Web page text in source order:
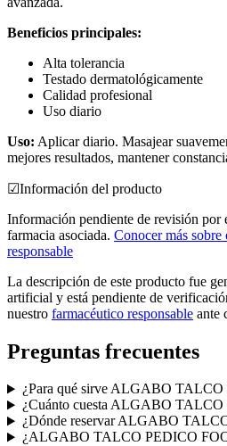
Beneficios principales:
Alta tolerancia
Testado dermatológicamente
Calidad profesional
Uso diario
Uso: Aplicar diario. Masajear
mejores resultados, mantener
☑Información del producto
Información pendiente de revisión por
farmacia asociada. Conocer más
responsable
La descripción de este producto fue
artificial y está pendiente de
nuestro farmacéutico responsable ante
Preguntas frecuentes
¿Para qué sirve ALGABO
¿Cuánto cuesta ALGABO
¿Dónde reservar ALGABO
¿ALGABO TALCO PEDICO